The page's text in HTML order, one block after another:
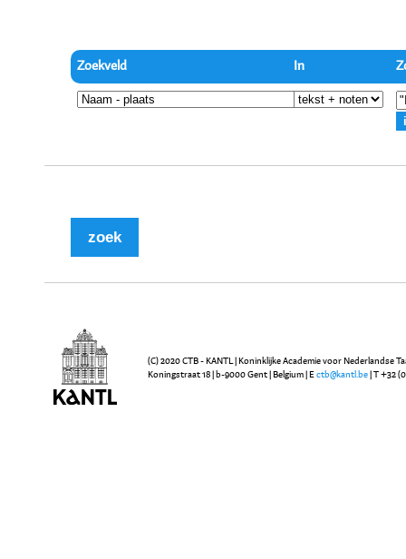
Zoekveld In
(C) 2020 CTB - KANTL | Koninklijke Academie voor Nederlandse
Koningstraat 18 | b-9000 Gent | Belgium | E ctb@kantl.be | T +32